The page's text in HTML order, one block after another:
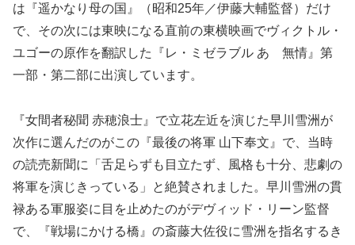
は『遥かなり母の国』（昭和25年／伊藤大輔監督）だけ
で、その次には東映になる直前の東横映画でヴィクトル・
ユゴーの原作を翻訳した『レ・ミゼラブル あゝ無情』第
一部・第二部に出演しています。
『女間者秘聞 赤穂浪士』で立花左近を演じた早川雪洲が
次作に選んだのがこの『最後の将軍 山下奉文』で、当時
の読売新聞に「舌足らずも目立たず、風格も十分、悲劇の
将軍を演じきっている」と絶賛されました。早川雪洲の貫
禄ある軍服姿に目を止めたのがデヴィッド・リーン監督
で、『戦場にかける橋』の斎藤大佐役に雪洲を指名するき